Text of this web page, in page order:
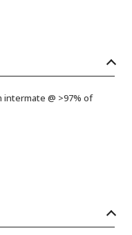
intermate @ >97% of